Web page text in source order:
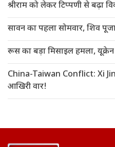
श्रीराम को लेकर टिप्पणी से बढ़ा
सावन का पहला सोमवार, शिव
रूस का बड़ा मिसाइल हमला,
China-Taiwan Conflict: Xi
आखिरी वार!